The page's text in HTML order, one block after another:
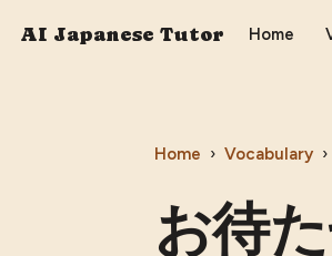
AI Japanese Tutor Home
Home › Vocabulary ›
お待